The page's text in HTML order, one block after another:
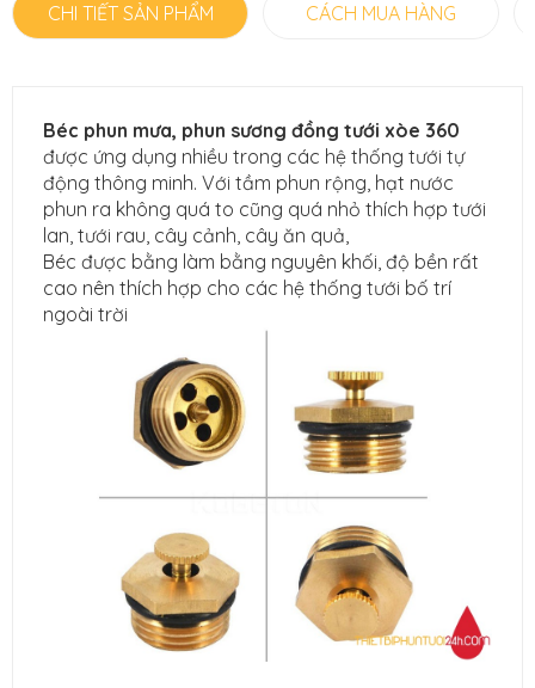
CHI TIẾT SẢN PHẨM CÁCH MUA HÀNG
Béc phun mưa, phun sương đồng tưới xòe 360
được ứng dụng nhiều trong các hệ thống tưới tự
động thông minh. Với tầm phun rộng, hạt nước
phun ra không quá to cũng quá nhỏ thích hợp tưới
lan, tưới rau, cây cảnh, cây ăn quả,
Béc được bằng làm bằng nguyên khối, độ bền rất
cao nên thích hợp cho các hệ thống tưới bố trí
ngoài trời